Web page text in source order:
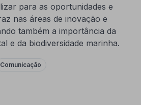
para as oportunidades e
nas áreas de inovação e
também a importância da
e da biodiversidade marinha.
Comunicação